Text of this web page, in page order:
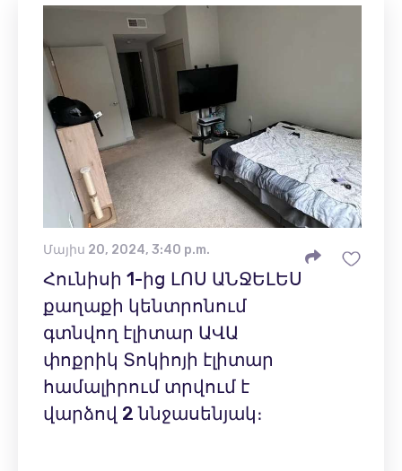
Մայիս 20, 2024, 3:40 p.m.
Հունիսի 1-ից ԼՈՍ ԱՆՋԵԼԵՍ
քաղաքի կենտրոնում
գտնվող էլիտար ԱՎԱ
փոքրիկ Տոկիոյի էլիտար
համալիրում տրվում է
վարձով 2 ննջասենյակ։